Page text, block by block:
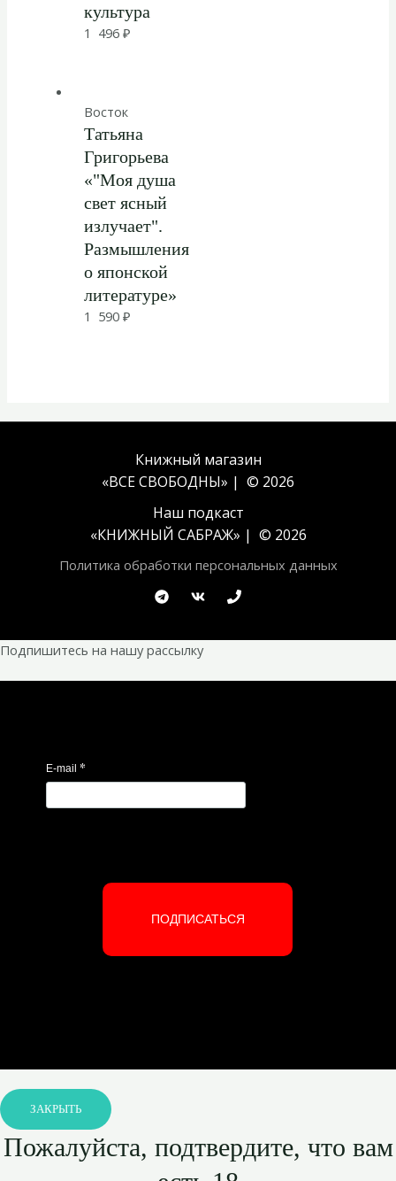
культура
1 496₽
Восток
Татьяна
Григорьева
«"Моя душа
свет ясный
излучает".
Размышления
о японской
литературе»
1 590₽
Книжный магазин
«ВСЕ СВОБОДНЫ» | © 2026
Наш подкаст
«КНИЖНЫЙ САБРАЖ» | © 2026
Политика обработки персональных данных
Подпишитесь на нашу рассылку
E-mail *
ПОДПИСАТЬСЯ
ЗАКРЫТЬ
Пожалуйста, подтвердите, что вам